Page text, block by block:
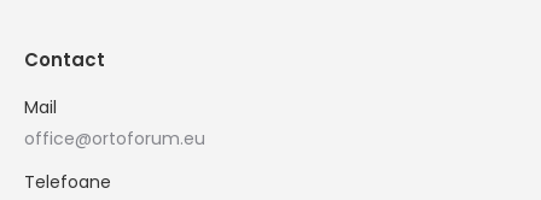
Contact
Mail
office@ortoforum.eu
Telefoane